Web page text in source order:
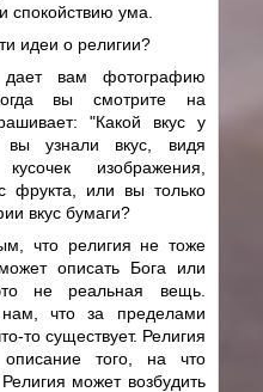
спокойствию ума.
идеи о религии?
дает вам фотографию
вы смотрите на
"Какой вкус у
узнали вкус, видя
изображения,
фрукта, или вы только
вкус бумаги?
что религия не тоже
описать Бога или
не реальная вещь.
нам, что за пределами
то существует. Религия
того, на что
может возбудить